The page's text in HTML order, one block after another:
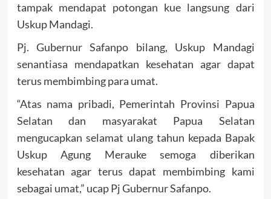
tampak mendapat potongan kue langsung dari
Uskup Mandagi.
Pj. Gubernur Safanpo bilang, Uskup Mandagi
senantiasa mendapatkan kesehatan agar dapat
terus membimbing para umat.
“Atas nama pribadi, Pemerintah Provinsi Papua
Selatan dan masyarakat Papua Selatan
mengucapkan selamat ulang tahun kepada Bapak
Uskup Agung Merauke semoga diberikan
kesehatan agar terus dapat membimbing kami
sebagai umat,” ucap Pj Gubernur Safanpo.